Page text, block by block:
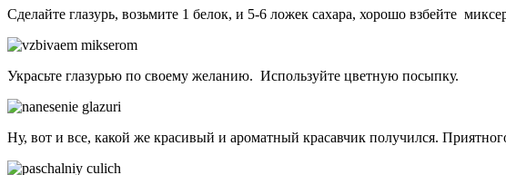
Сделайте глазурь, возьмите 1 белок, и 5-6 ложек сахара, хорошо взбейте
Украсьте глазурью по своему желанию. Используйте цветную посыпку.
Ну, вот и все, какой же красивый и ароматный красавчик получился.